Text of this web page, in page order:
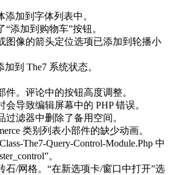
添加到字体列表中。
添加到购物车”按钮。
图像的箭头定位选项已添加到轮播小
到 The7 系统状态。
件。评论中的按钮高度调整。
导致编辑屏幕中的 PHP 错误。
过滤器中删除了备用空间。
类别列表小部件的缺少动画。
The7-Query-Control-Module.Php 中
。
石/网格。“在新选项卡/窗口中打开”选